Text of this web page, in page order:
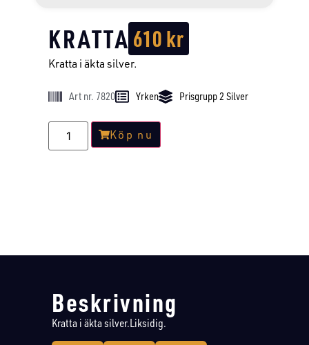
KRATTA 610kr
Kratta i äkta silver.
Art nr. 7820 Yrken Prisgrupp 2 Silver
Köp nu
Beskrivning
Kratta i äkta silver.Liksidig.